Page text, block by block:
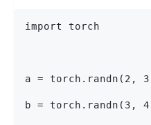
import torch
a = torch.randn(2,
b = torch.randn(3,